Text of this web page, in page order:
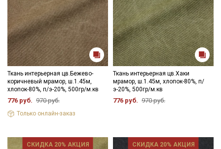
Ткань интерьерная цв.Бежево-
коричневый мрамор, ш.1.45м,
хлопок-80%, п/э-20%, 500гр/м.кв
776 руб. 970 руб.
Только онлайн-заказ
Ткань интерьерная цв.Хаки
мрамор, ш.1.45м, хлопок-80%, п/
э-20%, 500гр/м.кв
776 руб. 970 руб.
СКИДКА 20% АКЦИЯ СКИДКА 20% АКЦИЯ
Ознакомлен(а) с Политикой обработки персональных
данныхи даюСогласие на обработку персональных
данных
Даю Согласие на получение рекламных и
информационных рассылок